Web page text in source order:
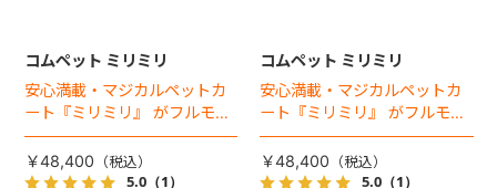
コムペット ミリミリ
安心満載・マジカルペットカ
ート『ミリミリ』 がフルモデ
ルチェンジ。 新機能「マジカ
ルフォールディング」搭載
￥48,400
5.0（1）
コムペット ミリミリ
安心満載・マジカルペットカ
ート『ミリミリ』 がフルモデ
ルチェンジ。 新機能「マジカ
ルフォールディング」搭載
￥48,400
5.0（1）